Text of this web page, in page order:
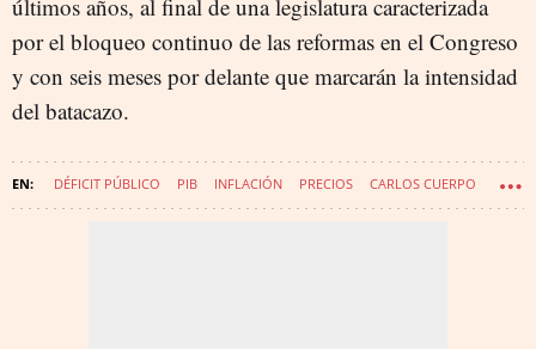
últimos años, al final de una legislatura caracterizada
por el bloqueo continuo de las reformas en el Congreso
y con seis meses por delante que marcarán la intensidad
del batacazo.
DÉFICIT PÚBLICO PIB INFLACIÓN PRECIOS CARLOS CUERPO